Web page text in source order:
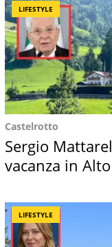
LIFESTYLE
Castelrotto
Sergio
vacanza in
LIFESTYLE